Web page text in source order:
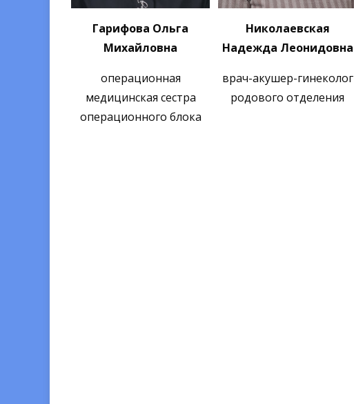
Гарифова Ольга
Михайловна
операционная
медицинская сестра
операционного блока
Николаевская
Надежда Леонидовна
врач-акушер-гинеколог
родового отделения